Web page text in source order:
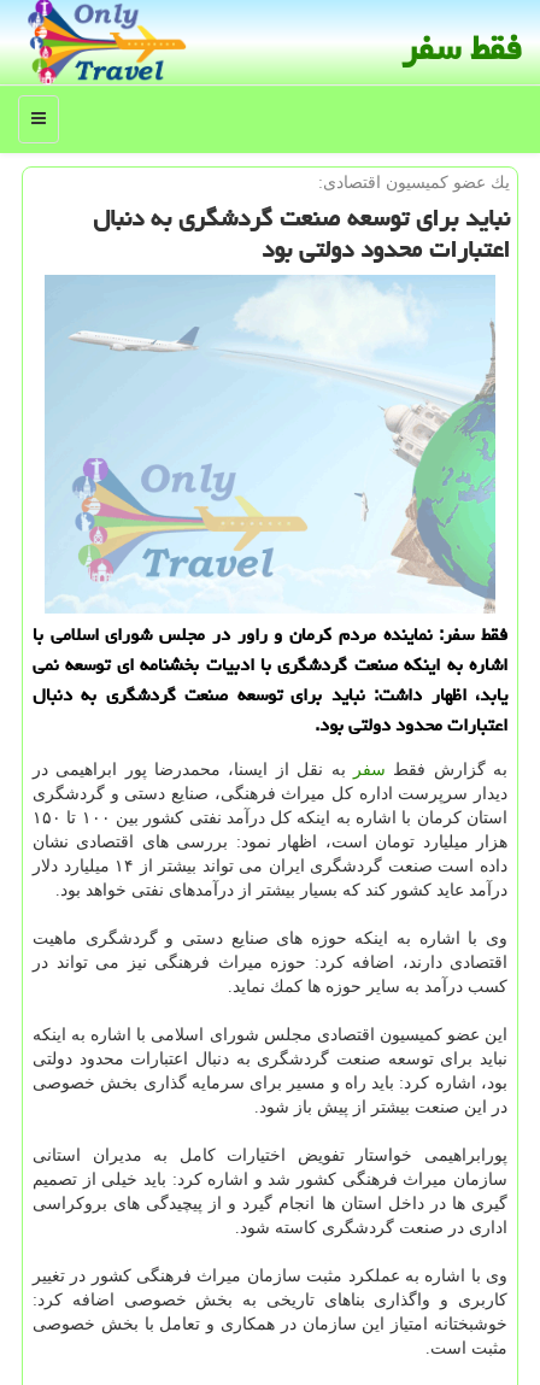
فقط سفر
منو
یك عضو كمیسیون اقتصادی:
نباید برای توسعه صنعت گردشگری به دنبال
اعتبارات محدود دولتی بود
فقط سفر: نماینده مردم كرمان و راور در مجلس شورای اسلامی با
اشاره به اینكه صنعت گردشگری با ادبیات بخشنامه ای توسعه نمی
یابد، اظهار داشت: نباید برای توسعه صنعت گردشگری به دنبال
اعتبارات محدود دولتی بود.
به گزارش فقط سفر
به نقل از ایسنا، محمدرضا پور ابراهیمی در
دیدار سرپرست اداره كل میراث فرهنگی، صنایع دستی و گردشگری
استان كرمان با اشاره به اینكه كل درآمد نفتی كشور بین ۱۰۰ تا ۱۵۰
هزار میلیارد تومان است، اظهار نمود: بررسی های اقتصادی نشان
داده است صنعت گردشگری ایران می تواند بیشتر از ۱۴ میلیارد دلار
درآمد عاید كشور كند كه بسیار بیشتر از درآمدهای نفتی خواهد بود.
وی با اشاره به اینكه حوزه های صنایع دستی و گردشگری ماهیت
اقتصادی دارند، اضافه كرد: حوزه میراث فرهنگی نیز می تواند در
كسب درآمد به سایر حوزه ها كمك نماید.
این عضو كمیسیون اقتصادی مجلس شورای اسلامی با اشاره به اینكه
نباید برای توسعه صنعت گردشگری به دنبال اعتبارات محدود دولتی
بود، اشاره كرد: باید راه و مسیر برای سرمایه گذاری بخش خصوصی
در این صنعت بیشتر از پیش باز شود.
پورابراهیمی خواستار تفویض اختیارات كامل به مدیران استانی
سازمان میراث فرهنگی كشور شد و اشاره كرد: باید خیلی از تصمیم
گیری ها در داخل استان ها انجام گیرد و از پیچیدگی های بروكراسی
اداری در صنعت گردشگری كاسته شود.
وی با اشاره به عملكرد مثبت سازمان میراث فرهنگی كشور در تغییر
كاربری و واگذاری بناهای تاریخی به بخش خصوصی اضافه كرد:
خوشبختانه امتیاز این سازمان در همكاری و تعامل با بخش خصوصی
مثبت است.